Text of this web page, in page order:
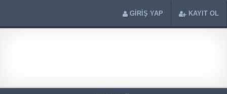
GİRİŞ YAP KAYIT OL